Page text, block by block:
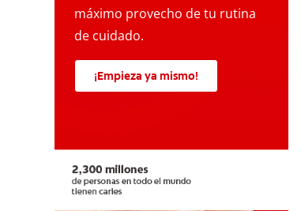
máximo provecho de tu rutina
de cuidado.
¡Empieza ya mismo!